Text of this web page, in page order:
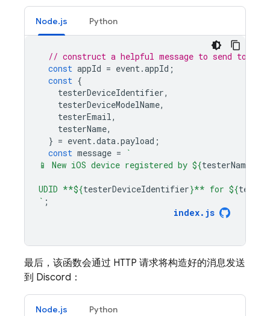
Node.js Python
// construct a helpful message to send to
const appId = event.appId ;
const {
testerDeviceIdentifier,
testerDeviceModelName,
testerEmail,
testerName,
} = event.data.payload ;
const message =
`
📱 New iOS device registered by ${testerName
UDID **${testerDeviceIdentifier}** for ${
` ;
index. js
最后，该函数会通过 HTTP 请求将构造好的消息发送
到 Discord：
Node.js Python